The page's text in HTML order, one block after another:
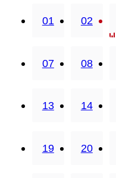
01 02
07 08
13 14
19 20